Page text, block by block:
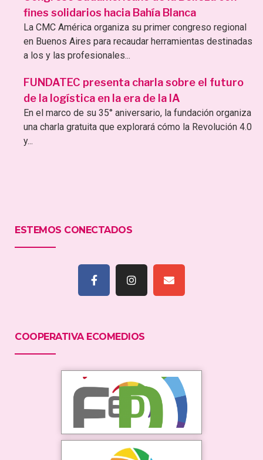
fines solidarios hacia Bahía Blanca
La CMC América organiza su primer congreso regional
en Buenos Aires para recaudar herramientas destinadas
a los y las profesionales...
FUNDATEC presenta charla sobre el futuro
de la logística en la era de la IA
En el marco de su 35° aniversario, la fundación organiza
una charla gratuita que explorará cómo la Revolución 4.0
y...
ESTEMOS CONECTADOS
COOPERATIVA ECOMEDIOS